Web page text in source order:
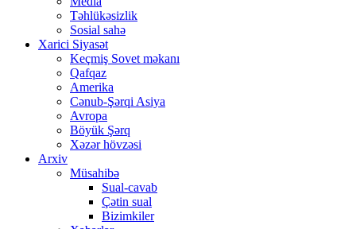
Təhlükəsizlik
Sosial sahə
Xarici Siyasət
Keçmiş Sovet məkanı
Qafqaz
Amerika
Cənub-Şərqi Asiya
Avropa
Böyük Şərq
Xəzər hövzəsi
Arxiv
Müsahibə
Sual-cavab
Çətin sual
Bizimkiler